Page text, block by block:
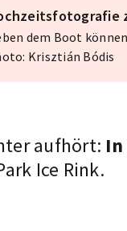
dem Boot
Krisztián Bódis
aufhört:
Ice Rink.